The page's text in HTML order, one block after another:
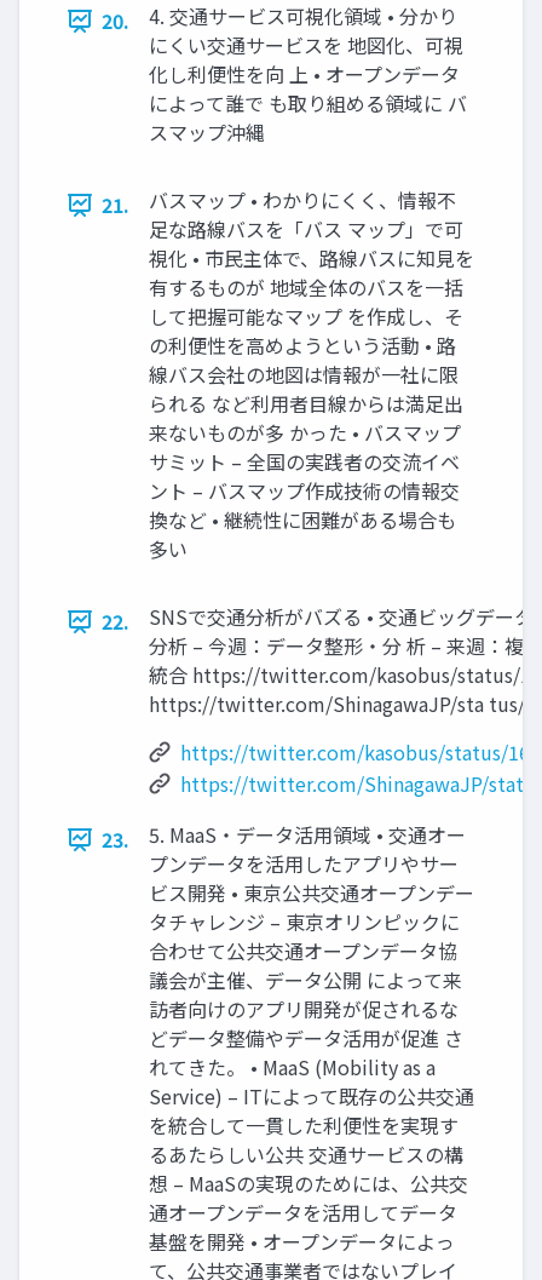
20.
4. 交通サービス可視化領域 • 分かり
にくい交通サービスを 地図化、可視
化し利便性を向 上 • オープンデータ
によって誰で も取り組める領域に バ
スマップ沖縄
21.
バスマップ • わかりにくく、情報不
足な路線バスを「バス マップ」で可
視化 • 市民主体で、路線バスに知見を
有するものが 地域全体のバスを一括
して把握可能なマップ を作成し、そ
の利便性を高めようという活動 • 路
線バス会社の地図は情報が一社に限
られる など利用者目線からは満足出
来ないものが多 かった • バスマップ
サミット – 全国の実践者の交流イベ
ント – バスマップ作成技術の情報交
換など • 継続性に困難がある場合も
多い
22.
SNSで交通分析がバズる • 交通ビッグデー
分析 – 今週：データ整形・分 析 – 来週：複
統合 https://twitter.com/kasobus/status/
https://twitter.com/ShinagawaJP/sta tus/
https://twitter.com/kasobus/status/
https://twitter.com/ShinagawaJP/
23.
5. MaaS・データ活用領域 • 交通オー
プンデータを活用したアプリやサー
ビス開発 • 東京公共交通オープンデー
タチャレンジ – 東京オリンピックに
合わせて公共交通オープンデータ協
議会が主催、データ公開 によって来
訪者向けのアプリ開発が促されるな
どデータ整備やデータ活用が促進 さ
れてきた。 • MaaS (Mobility as a
Service) – ITによって既存の公共交通
を統合して一貫した利便性を実現す
るあたらしい公共 交通サービスの構
想 – MaaSの実現のためには、公共交
通オープンデータを活用してデータ
基盤を開発 • オープンデータによっ
て、公共交通事業者ではないプレイ